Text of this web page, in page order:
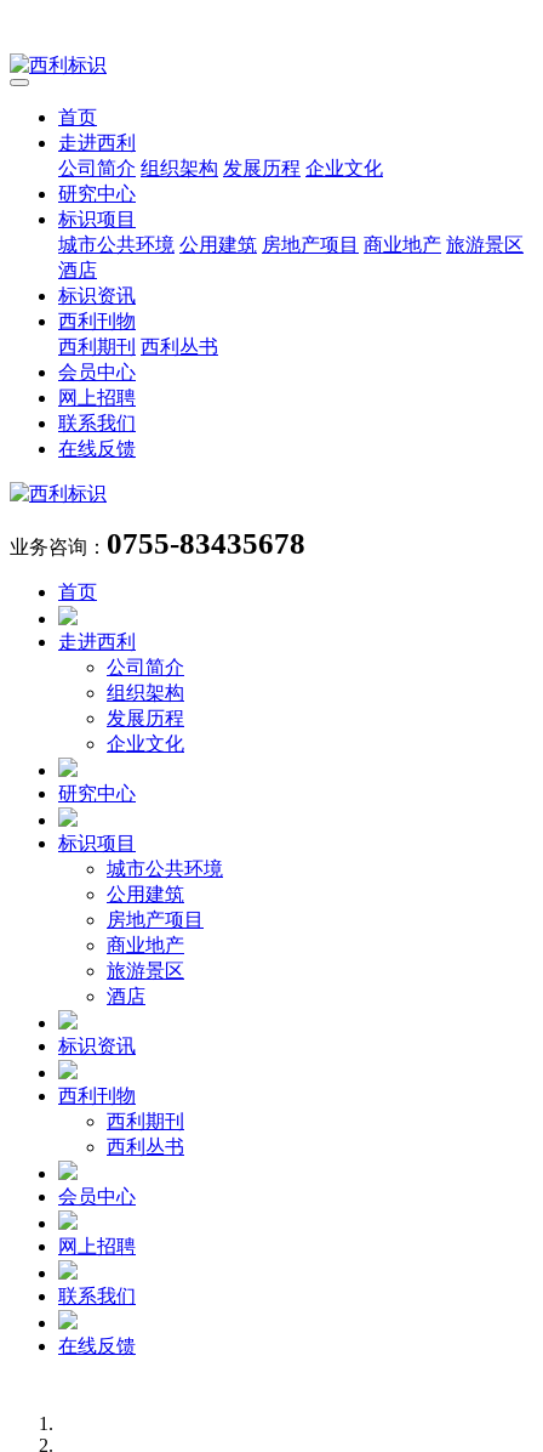
首页
走进西利
公司简介 组织架构 发展历程 企业文化
研究中心
标识项目
城市公共环境 公用建筑 房地产项目 商业地产 旅游景区
酒店
标识资讯
西利刊物
西利期刊 西利丛书
会员中心
网上招聘
联系我们
在线反馈
业务咨询： 0755-83435678
首页
走进西利
公司简介
组织架构
发展历程
企业文化
研究中心
标识项目
城市公共环境
公用建筑
房地产项目
商业地产
旅游景区
酒店
标识资讯
西利刊物
西利期刊
西利丛书
会员中心
网上招聘
联系我们
在线反馈